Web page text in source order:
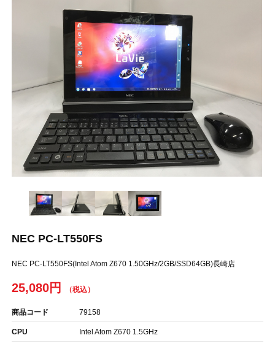
NEC PC-LT550FS
NEC PC-LT550FS(Intel Atom Z670 1.50GHz/2GB/SSD64GB)長崎店
25,080円
商品コード 79158
CPU Intel Atom Z670 1.5GHz